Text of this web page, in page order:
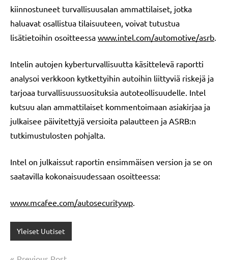
kiinnostuneet turvallisuusalan ammattilaiset, jotka
haluavat osallistua tilaisuuteen, voivat tutustua
lisätietoihin osoitteessa www.intel.com/automotive/asrb
Intelin autojen kyberturvallisuutta käsittelevä raportti
analysoi verkkoon kytkettyihin autoihin liittyviä riskejä ja
tarjoaa turvallisuussuosituksia autoteollisuudelle. Intel
kutsuu alan ammattilaiset kommentoimaan asiakirjaa ja
julkaisee päivitettyjä versioita palautteen ja ASRB:n
tutkimustulosten pohjalta.
Intel on julkaissut raportin ensimmäisen version ja se on
saatavilla kokonaisuudessaan osoitteessa:
www.mcafee.com/autosecuritywp
Yleiset Uutiset